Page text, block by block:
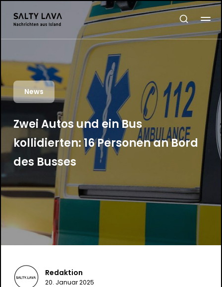
News
Zwei Autos und ein Bus
kollidierten: 16 Personen an Bord
des Busses
Redaktion
20. Januar 2025